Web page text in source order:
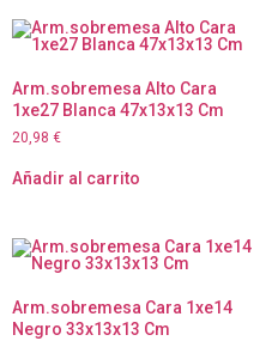
Arm.sobremesa Alto Cara
1xe27 Blanca 47x13x13 Cm
20,98 €
Añadir al carrito
Arm.sobremesa Cara 1xe14
Negro 33x13x13 Cm